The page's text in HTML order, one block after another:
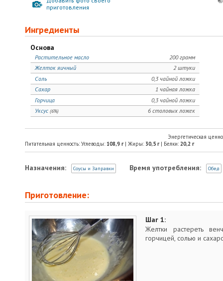
приготовления
Ингредиенты
Основа
200 грамм
Растительное масло
2 штуки
Желток яичный
0,3 чайной ложки
Соль
1 чайная ложка
Сахар
0,3 чайной ложки
Горчица
6 столовых ложек
Уксус (6%)
Энергетическая
Питательная ценность: Углеводы: 108,9 г| Жиры: 30,5 г| Белки: 20,2 г
Назначения: Соусы и Заправки Время употребления: Обед
Приготовление:
Шаг 1:
Желтки растереть
горчицей, солью и